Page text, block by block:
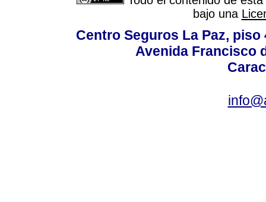
bajo una
Centro Seguros La Paz,
Avenida Francisco